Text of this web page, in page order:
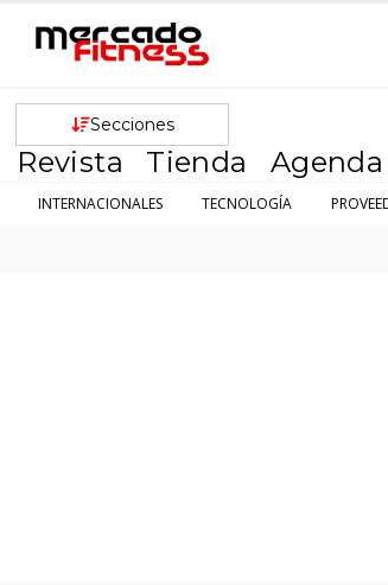
Secciones
Revista Tienda Agenda
INTERNACIONALES TECNOLOGÍA